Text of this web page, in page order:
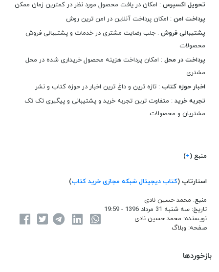
تحویل اکسپرس : امکان در یافت محصول مورد نظر در کمترین زمان ممکن
پرداخت امن : امکان پرداخت آنلاین در امن ترین روش
پشتیبانی فروش : جلب رضایت مشتری در خدمات و پشتیبانی فروش
محصولات
پرداخت در محل : امکان پرداخت هزینه محصول خریداری شده در محل
مشتری
اخبار حوزه کتاب : تازه ترین و داغ ترین اخبار در حوزه کتاب و نشر
تجربه خرید : متفاوت ترین تجربه خرید و پشتیبانی و پیگیری تک تک
مشتریان و محصولات
منبع (+
)
استارتاپ (کتاب دیجیتال شبکه مجازی خرید کتاب)
منبع: محمد حسین نادی
تاریخ: سه شنبه 31 مرداد 1396 - 19:59
نویسنده: محمد حسین نادی
صفحه: وبلاگ
بازخوردها